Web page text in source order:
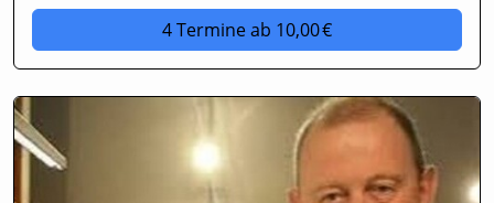
4 Termineab 10,00 €